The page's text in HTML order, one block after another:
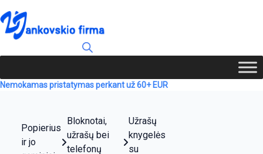
Nemokamas pristatymas perkant už 60+ EUR
Popierius
ir jo
Bloknotai,
užrašų bei
telefonų
Užrašų
knygelės
su